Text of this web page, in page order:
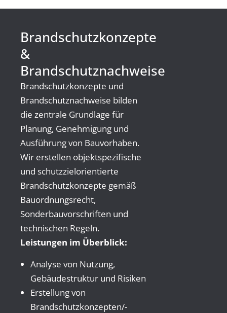
Brandschutzkonzepte
&
Brandschutznachweise
Brandschutzkonzepte und
Brandschutznachweise bilden
die zentrale Grundlage für
Planung, Genehmigung und
Ausführung von Bauvorhaben.
Wir erstellen objektspezifische
und schutzzielorientierte
Brandschutzkonzepte gemäß
Bauordnungsrecht,
Sonderbauvorschriften und
technischen Regeln.
Leistungen im Überblick:
Analyse von Nutzung,
Gebäudestruktur und Risiken
Erstellung von
Brandschutzkonzepten/-